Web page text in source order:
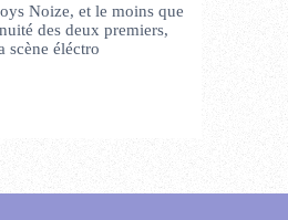
Noize, et le moins que
des deux premiers,
scène éléctro